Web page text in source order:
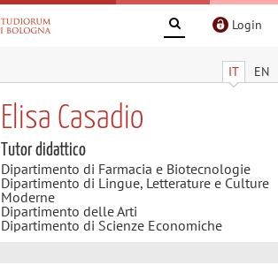
Login
IT EN
Elisa Casadio
Tutor didattico
Dipartimento di Farmacia e Biotecnologie
Dipartimento di Lingue, Letterature e Culture
Moderne
Dipartimento delle Arti
Dipartimento di Scienze Economiche